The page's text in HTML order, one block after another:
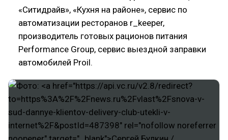
«Ситидрайв», «Кухня на районе», сервис по
автоматизации ресторанов r_keeper,
производитель готовых рационов питания
Performance Group, сервис выездной заправки
автомобилей Proil.